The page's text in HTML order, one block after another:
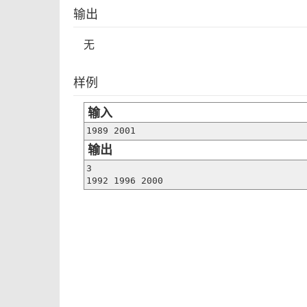
输出
无
样例
输入
1989 2001
输出
3
1992 1996 2000